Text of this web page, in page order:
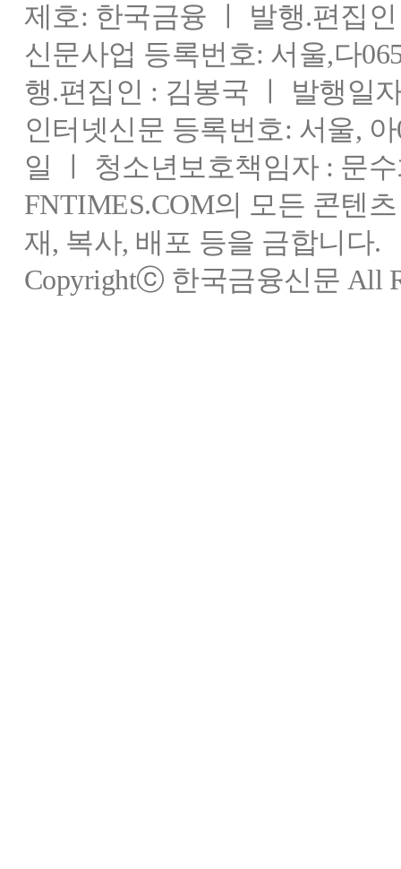
제호: 한국금융 ㅣ 발행.편집
신문사업 등록번호: 서울,다
행.편집인 : 김봉국 ㅣ 발행일
인터넷신문 등록번호: 서울,
일 ㅣ 청소년보호책임자 : 문
FNTIMES.COM의 모든 콘텐
재, 복사, 배포 등을 금합니다.
Copyrightⓒ 한국금융신문 All